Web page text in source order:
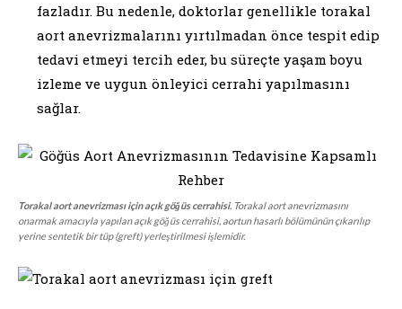
fazladır. Bu nedenle, doktorlar genellikle torakal
aort anevrizmalarını yırtılmadan önce tespit edip
tedavi etmeyi tercih eder, bu süreçte yaşam boyu
izleme ve uygun önleyici cerrahi yapılmasını
sağlar.
Torakal aort anevrizması için açık göğüs cerrahisi. Torakal aort anevrizmasını
onarmak amacıyla yapılan açık göğüs cerrahisi, aortun hasarlı bölümünün çıkarılıp
yerine sentetik bir tüp (greft) yerleştirilmesi işlemidir.